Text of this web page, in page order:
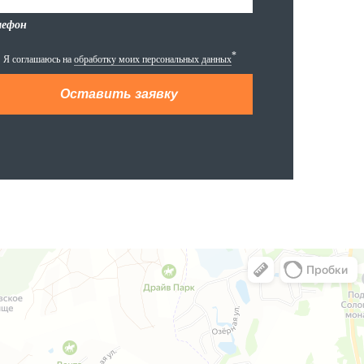
Я соглашаюсь на обработку моих персональных данных*